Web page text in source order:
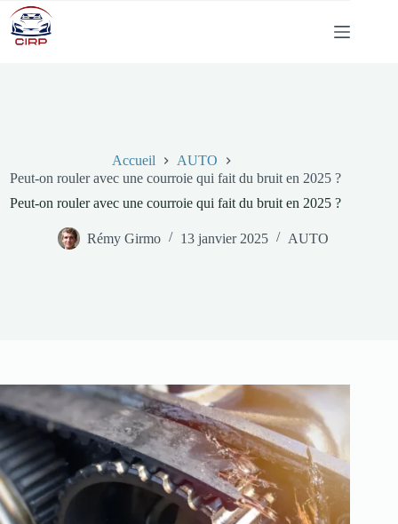
Passer
au
contenu
Accueil
AUTO
Peut-on rouler avec une courroie qui fait du bruit en 2025 ?
Peut-on rouler avec une courroie qui fait du bruit en 2025 ?
Rémy Girmo 13 janvier 2025 AUTO